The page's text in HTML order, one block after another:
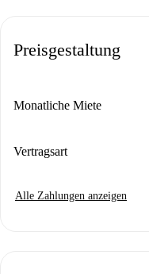
Preisgestaltung
Monatliche Miete
Vertragsart
Alle Zahlungen anzeigen